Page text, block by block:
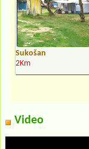
Sukošan
2Km
Video